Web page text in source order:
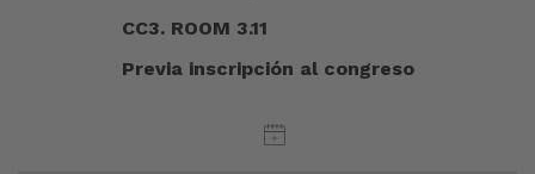
CC3. ROOM 3.11
Previa inscripción al congreso